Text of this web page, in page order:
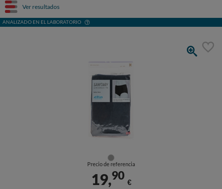
Ver resultados
ANALIZADO EN EL LABORATORIO
Precio de referencia
19,90
€